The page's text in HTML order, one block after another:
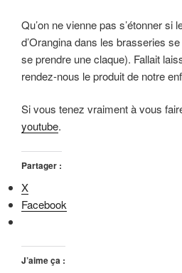
Qu’on ne vienne pas s’étonner si
d’Orangina dans les brasseries
se prendre une claque). Fallait
rendez-nous le produit de notre
Si vous tenez vraiment à vous
youtube.
Partager :
X
Facebook
J’aime ça :